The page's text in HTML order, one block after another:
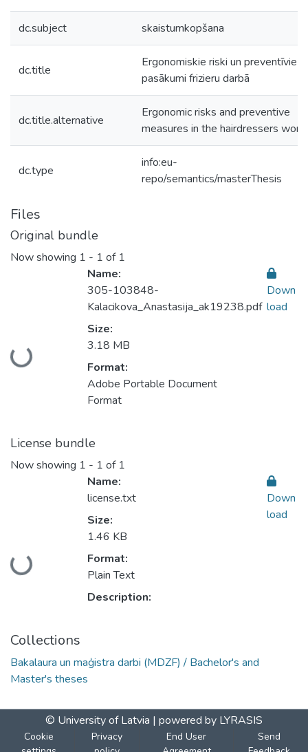
dc.subject skaistumkopšana
dc.title
Ergonomiskie riski un preventīvie
pasākumi frizieru darbā
dc.title.alternative
Ergonomic risks and preventive
measures in the hairdressers work
dc.type
info:eu-
repo/semantics/masterThesis
Files
Original bundle
Now showing 1 - 1 of 1
Loading...
Name:
305-103848-
Kalacikova_Anastasija_ak19238.pdf
Size:
3.18 MB
Format:
Adobe Portable Document
Format
Down
load
License bundle
Now showing 1 - 1 of 1
Loading...
Name:
license.txt
Size:
1.46 KB
Format:
Plain Text
Description:
Down
load
Collections
Bakalaura un maģistra darbi (MDZF) / Bachelor's and
Master's theses
© University of Latvia | powered by LYRASIS
Cookie
Privacy
End User
Send